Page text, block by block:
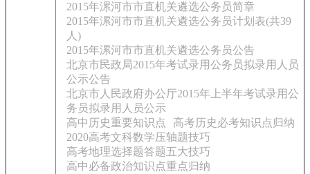
2015年漯河市市直机关遴选公务员简章
2015年漯河市市直机关遴选公务员计划表(共39
人)
2015年漯河市市直机关遴选公务员公告
北京市民政局2015年考试录用公务员拟录用人员
公示公告
北京市人民政府办公厅2015年上半年考试录用公
务员拟录用人员公示
高中历史重要知识点
高考历史必考知识点归纳
2020高考文科数学压轴题技巧
高考地理选择题答题五大技巧
高中必备政治知识点重点归纳